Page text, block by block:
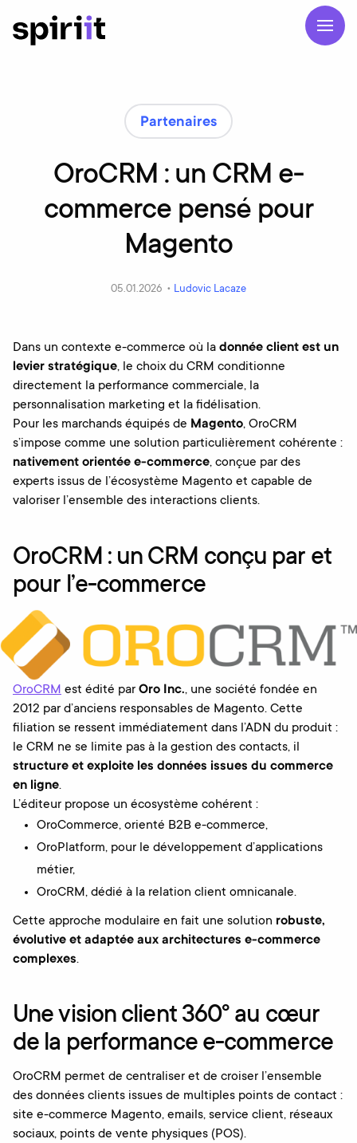
Partenaires
OroCRM : un CRM e-
commerce pensé pour
Magento
05.01.2026 • Ludovic Lacaze
Dans un contexte e-commerce où la donnée client est un
levier stratégique, le choix du CRM conditionne
directement la performance commerciale, la
personnalisation marketing et la fidélisation.
Pour les marchands équipés de Magento, OroCRM
s’impose comme une solution particulièrement cohérente :
nativement orientée e-commerce, conçue par des
experts issus de l’écosystème Magento et capable de
valoriser l’ensemble des interactions clients.
OroCRM : un CRM conçu par et
pour l’e-commerce
OroCRM est édité par Oro Inc., une société fondée en
2012 par d’anciens responsables de Magento. Cette
filiation se ressent immédiatement dans l’ADN du produit :
le CRM ne se limite pas à la gestion des contacts, il
structure et exploite les données issues du commerce
en ligne.
L’éditeur propose un écosystème cohérent :
OroCommerce, orienté B2B e-commerce,
OroPlatform, pour le développement d’applications
métier,
OroCRM, dédié à la relation client omnicanale.
Cette approche modulaire en fait une solution robuste,
évolutive et adaptée aux architectures e-commerce
complexes.
Une vision client 360° au cœur
de la performance e-commerce
OroCRM permet de centraliser et de croiser l’ensemble
des données clients issues de multiples points de contact :
site e-commerce Magento, emails, service client, réseaux
sociaux, points de vente physiques (POS).